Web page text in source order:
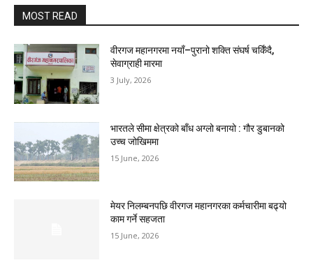
MOST READ
वीरगज महानगरमा नयाँ–पुरानो शक्ति संघर्ष चर्किँदै,
सेवाग्राही मारमा
3 July, 2026
भारतले सीमा क्षेत्रको बाँध अग्लो बनायो : गौर डुबानको
उच्च जोखिममा
15 June, 2026
मेयर निलम्बनपछि वीरगज महानगरका कर्मचारीमा बढ्यो
काम गर्ने सहजता
15 June, 2026